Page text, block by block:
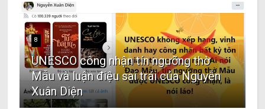
8
UNESCO công nhận tín ngưỡng thờ
Mẫu và luận điệu sai trái của Nguyễn
Xuân Diện